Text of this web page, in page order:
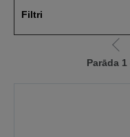
Filtri
Iet
uz
Parāda